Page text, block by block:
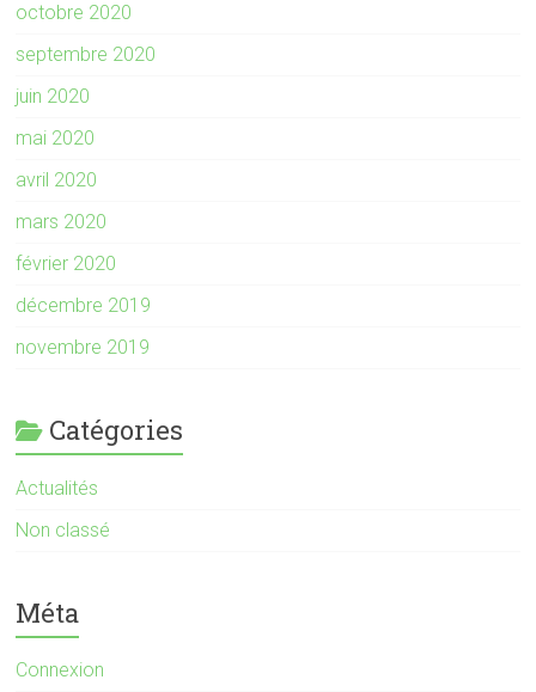
octobre 2020
septembre 2020
juin 2020
mai 2020
avril 2020
mars 2020
février 2020
décembre 2019
novembre 2019
Catégories
Actualités
Non classé
Méta
Connexion